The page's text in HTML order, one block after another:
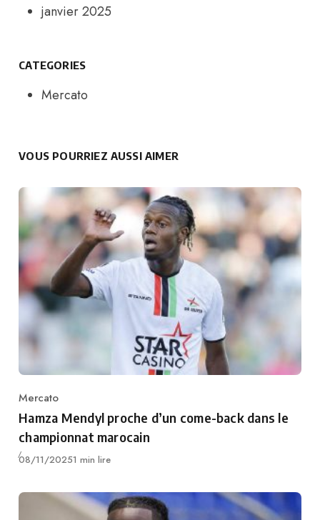
janvier 2025
CATEGORIES
Mercato
VOUS POURRIEZ AUSSI AIMER
Category
Mercato
Hamza Mendyl proche d’un come-back dans le
championnat marocain
Publié
08/11/20251 min lire